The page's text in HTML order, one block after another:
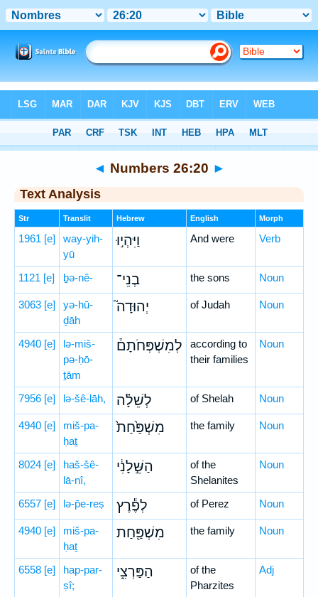
> Numbers 26:20
◄ Numbers 26:20 ►
Text Analysis
Str Translit Hebrew English Morph
1961 [e]
way-yih-
yū
וַיִּהְי֣וּ And were Verb
1121 [e] ḇə-nê- בְנֵי־ the sons Noun
3063 [e]
yə-hū-
ḏāh
יְהוּדָה֮ of Judah Noun
4940 [e]
lə-miš-
pə-ḥō-
ṯām
לְמִשְׁפְּחֹתָם֒
according to
their families
Noun
7956 [e] lə-šê-lāh, לְשֵׁלָ֗ה of Shelah Noun
4940 [e]
miš-pa-
ḥaṯ
מִשְׁפַּ֙חַת֙ the family Noun
8024 [e]
haš-šê-
lā-nî,
הַשֵּׁ֣לָנִ֔י
of the
Shelanites
Noun
6557 [e] lə-p̄e-reṣ לְפֶ֕רֶץ of Perez Noun
4940 [e]
miš-pa-
ḥaṯ
מִשְׁפַּ֖חַת the family Noun
6558 [e]
hap-par-
ṣî;
הַפַּרְצִ֑י
of the
Pharzites
Adj